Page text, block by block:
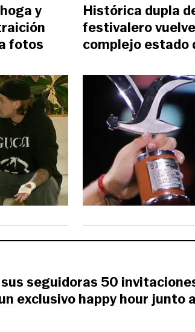
y
fotos
Histórica dupla
festivalero
complejo estado
seguidoras 50
exclusivo happy hour junto